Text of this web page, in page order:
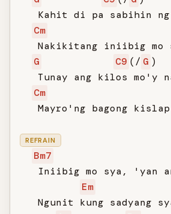
Kahit di pa sabihin
Cm
Nakikitang iniibig mo
G
C9 (/ G )
Tunay ang kilos mo'y
Cm
Mayro'ng bagong
REFRAIN
Bm7
Iniibig mo sya, 'yan
Em
Ngunit kung sadyang